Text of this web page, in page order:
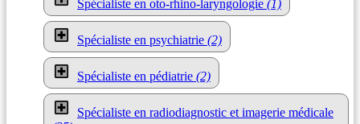
Spécialiste en oto-rhino-laryngologie (1)
Spécialiste en psychiatrie (2)
Spécialiste en pédiatrie (2)
Spécialiste en radiodiagnostic et imagerie médicale